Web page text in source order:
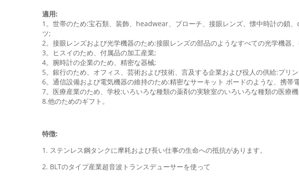
適用:
1。世帯のため:宝石類、装飾、headwear、ブローチ、接眼レンズ、懐中時計の鎖
ツ;
2。接眼レンズおよび光学機器のため:接眼レンズの部品のようなすべての光学機器
3。ヒスイのため、付属品の加工産業;
4。腕時計の企業のため、精密な器械;
5。銀行のため、オフィス、芸術および技術、言及する企業および役人の供給:プ
6。通信設備および電気機器の維持のため:精密なサーキット ボードのような、携
7。医療産業のため、学校:いろいろな種類の薬剤の実験室のいろいろな種類の医
8.他のためのギフト。
特徴:
1. ステンレス鋼タンクに摩耗および長い仕事の生命への抵抗があります。
2. BLTのタイプ産業超音波トランスデューサーを使って